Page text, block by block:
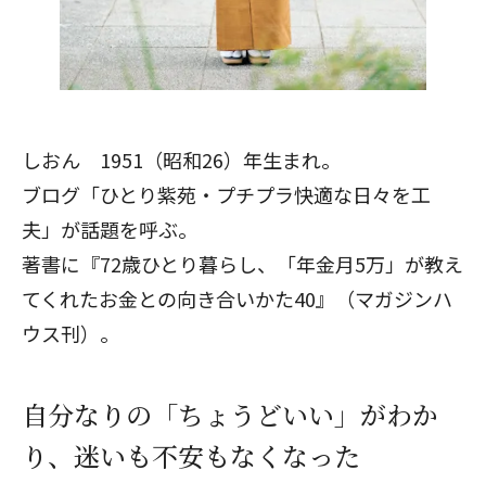
しおん 1951（昭和26）年生まれ。
ブログ「ひとり紫苑・プチプラ快適な日々を工
夫 」が話題を呼ぶ。
著書に『72歳ひとり暮らし、「年金月5万」が教え
てくれたお金との向き合いかた40』（マガジンハ
ウス刊）。
自分なりの「ちょうどいい」がわか
り、迷いも不安もなくなった